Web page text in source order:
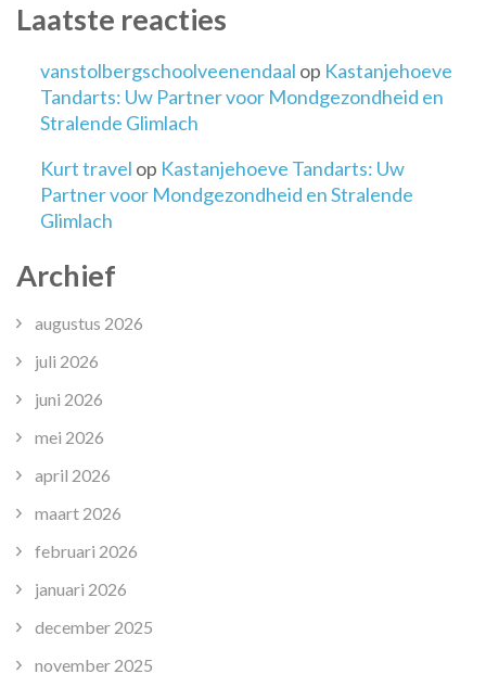
Laatste reacties
vanstolbergschoolveenendaal op Kastanjehoeve
Tandarts: Uw Partner voor Mondgezondheid en
Stralende Glimlach
Kurt travel op Kastanjehoeve Tandarts: Uw
Partner voor Mondgezondheid en Stralende
Glimlach
Archief
augustus 2026
juli 2026
juni 2026
mei 2026
april 2026
maart 2026
februari 2026
januari 2026
december 2025
november 2025